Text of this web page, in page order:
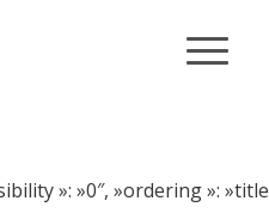
»: »0″, »ordering »: